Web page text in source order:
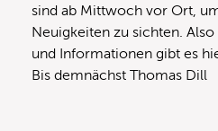
sind ab Mittwoch vor Ort,
Neuigkeiten zu sichten.
und Informationen gibt es
Bis demnächst Thomas Dill